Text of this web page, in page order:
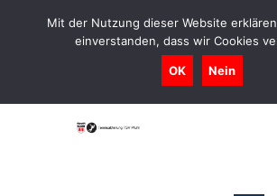
0731-9716400
Geschaeftsstelle@tennis-tsv-
Mit der Nutzung dieser Website
einverstanden, dass wir Cookies
OK Nein